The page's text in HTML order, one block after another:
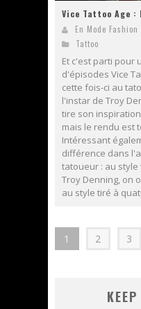
Vice Tattoo Age :
En Mode Fashion
Tattoo
Et c'est parti pour
d'épisodes Vice
cette fois-ci au
l'instar de Troy
tire son
mais le rendu est
Intéressant
différence dans
tatoueur : au
Troy Denning, on
au style tiré à
1 2 3